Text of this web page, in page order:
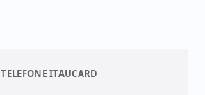
TELEFONE ITAUCARD